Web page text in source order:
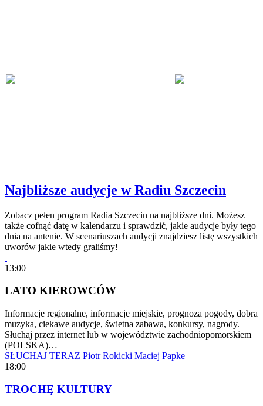
Najbliższe audycje w Radiu Szczecin
Zobacz pełen program Radia Szczecin na najbliższe dni. Możesz
także cofnąć datę w kalendarzu i sprawdzić, jakie audycje były tego
dnia na antenie. W scenariuszach audycji znajdziesz listę wszystkich
uworów jakie wtedy graliśmy!
13:00
LATO KIEROWCÓW
Informacje regionalne, informacje miejskie, prognoza pogody, dobra
muzyka, ciekawe audycje, świetna zabawa, konkursy, nagrody.
Słuchaj przez internet lub w województwie zachodniopomorskiem
(POLSKA)…
SŁUCHAJ TERAZ Piotr Rokicki Maciej Papke
18:00
TROCHĘ KULTURY